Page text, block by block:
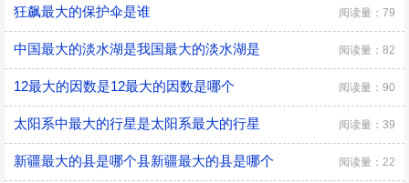
狂飙最大的保护伞是谁 阅读量：79
中国最大的淡水湖是我国最大的淡水湖是 阅读量：82
12最大的因数是12最大的因数是哪个 阅读量：90
太阳系中最大的行星是太阳系最大的行星 阅读量：39
新疆最大的县是哪个县新疆最大的县是哪个 阅读量：22